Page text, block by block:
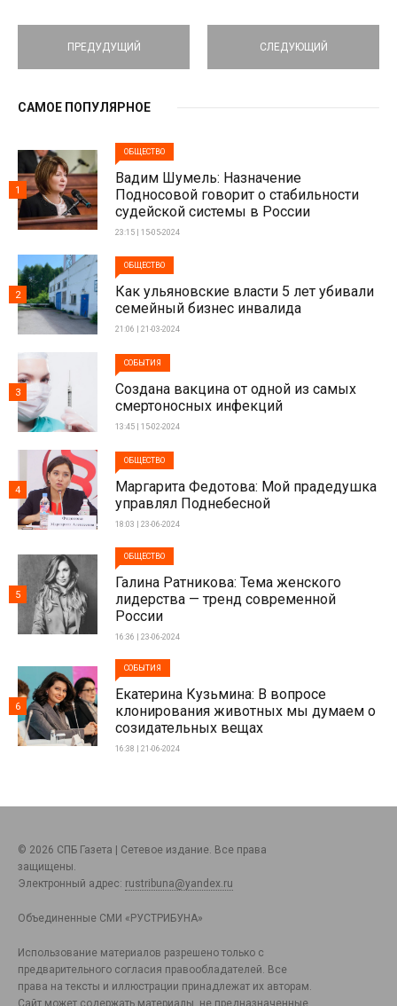
ПРЕДУДУЩИЙ СЛЕДУЮЩИЙ
САМОЕ ПОПУЛЯРНОЕ
ОБЩЕСТВО
Вадим Шумель: Назначение
Подносовой говорит о стабильности
судейской системы в России
23:15 | 15-05-2024
1
ОБЩЕСТВО
Как ульяновские власти 5 лет убивали
семейный бизнес инвалида
21:06 | 21-03-2024
2
СОБЫТИЯ
Создана вакцина от одной из самых
смертоносных инфекций
13:45 | 15-02-2024
3
ОБЩЕСТВО
Маргарита Федотова: Мой прадедушка
управлял Поднебесной
18:03 | 23-06-2024
4
ОБЩЕСТВО
Галина Ратникова: Тема женского
лидерства — тренд современной
России
16:36 | 23-06-2024
5
СОБЫТИЯ
Екатерина Кузьмина: В вопросе
клонирования животных мы думаем о
созидательных вещах
16:38 | 21-06-2024
6
© 2026 СПБ Газета | Сетевое издание. Все права
защищены.
Электронный адрес: rustribuna@yandex.ru
Объединенные СМИ «РУСТРИБУНА»
Использование материалов разрешено только с
предварительного согласия правообладателей. Все
права на тексты и иллюстрации принадлежат их авторам.
Сайт может содержать материалы, не предназначенные